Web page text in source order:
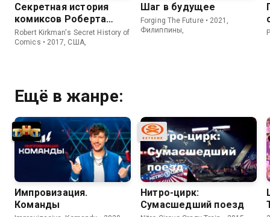
Секретная история
комиксов Роберта
Киркмана
Robert Kirkman's Secret History of
Comics • 2017, США,
Шаг в будущее
Forging The Future • 2021,
Филиппины,
Ещё в жанре:
Импровизация.
Команды
Нитро-цирк:
Сумасшедший поезд